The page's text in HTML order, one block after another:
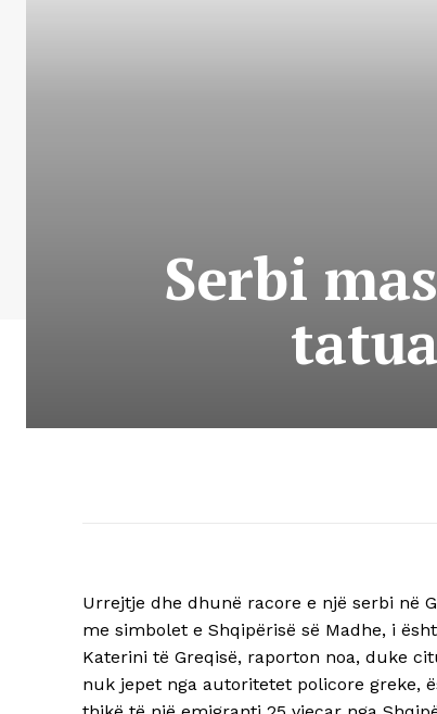
Serbi
Urrejtje dhe dhunë racore e një serbi në
me simbolet e Shqipërisë së Madhe, i
Katerini të Greqisë, raporton noa, duke
nuk jepet nga autoritetet policore greke,